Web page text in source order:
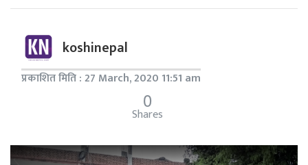
koshinepal
प्रकाशित मिति : 27 March, 2020 11:51 am
0
Shares